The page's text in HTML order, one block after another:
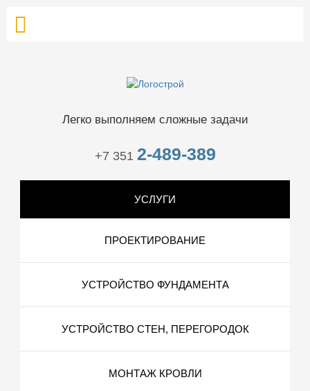
Легко выполняем сложные задачи
+7 351 2-489-389
УСЛУГИ
ПРОЕКТИРОВАНИЕ
УСТРОЙСТВО ФУНДАМЕНТА
УСТРОЙСТВО СТЕН, ПЕРЕГОРОДОК
МОНТАЖ КРОВЛИ